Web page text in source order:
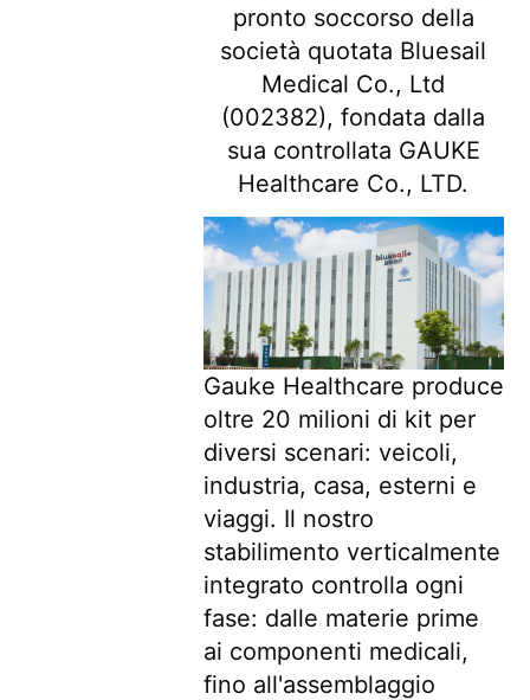
pronto soccorso della
società quotata Bluesail
Medical Co., Ltd
(002382), fondata dalla
sua controllata GAUKE
Healthcare Co., LTD.
Gauke Healthcare produce
oltre 20 milioni di kit per
diversi scenari: veicoli,
industria, casa, esterni e
viaggi. Il nostro
stabilimento verticalmente
integrato controlla ogni
fase: dalle materie prime
ai componenti medicali,
fino all'assemblaggio